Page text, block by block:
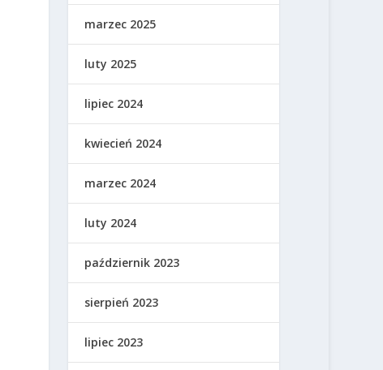
marzec 2025
luty 2025
lipiec 2024
kwiecień 2024
marzec 2024
luty 2024
październik 2023
sierpień 2023
lipiec 2023